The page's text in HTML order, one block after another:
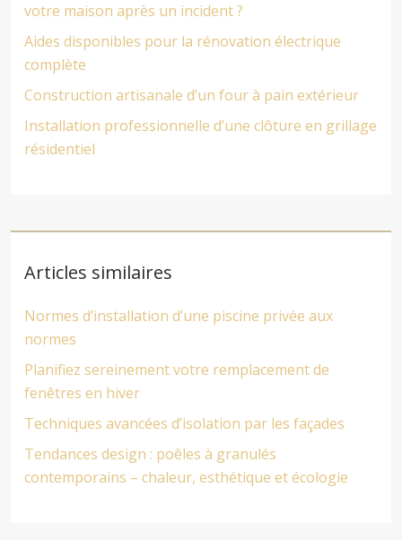
votre maison après un incident ?
Aides disponibles pour la rénovation électrique
complète
Construction artisanale d’un four à pain extérieur
Installation professionnelle d’une clôture en grillage
résidentiel
Articles similaires
Normes d’installation d’une piscine privée aux
normes
Planifiez sereinement votre remplacement de
fenêtres en hiver
Techniques avancées d’isolation par les façades
Tendances design : poêles à granulés
contemporains – chaleur, esthétique et écologie